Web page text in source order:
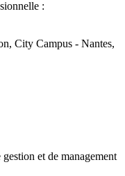
:
City Campus - Nantes,
et de management